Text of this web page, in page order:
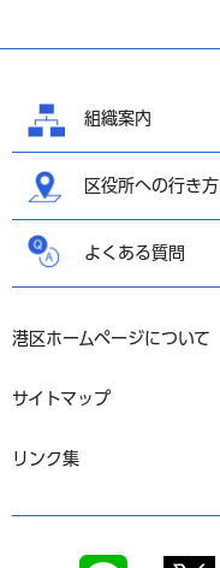
組織案内
区役所への行き方
よくある質問
港区ホームページについて
サイトマップ
リンク集